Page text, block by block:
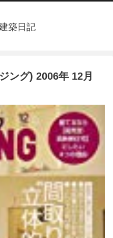
築日記
ング) 2006年 12月